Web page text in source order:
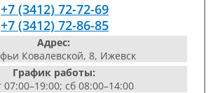
+7 (3412) 72-72-69
+7 (3412) 72-86-85
Адрес:
Ковалевской, 8, Ижевск
График работы:
07:00–19:00; сб 08:00–14:00